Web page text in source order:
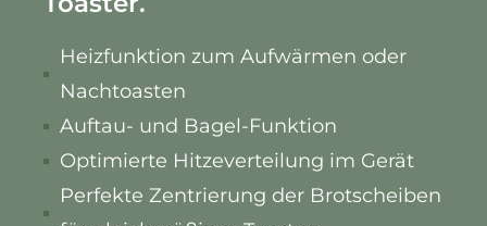
Heizfunktion zum Aufwärmen oder
Nachtoasten
Auftau- und Bagel-Funktion
Optimierte Hitzeverteilung im Gerät
Perfekte Zentrierung der Brotscheiben